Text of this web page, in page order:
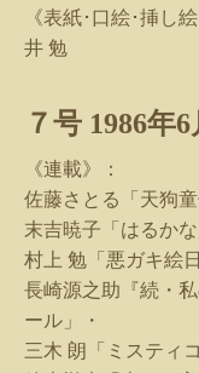
《表紙･口絵･挿し
井 勉
７号 1986年6
《連載》：
佐藤さとる「天狗童
末吉暁子「はるかな
村上 勉「悪ガキ絵日
長崎源之助『続・私
ール」・
三木 朗「ミスティ